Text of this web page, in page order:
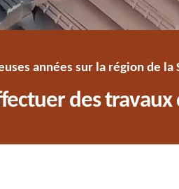
années sur la région de la
des